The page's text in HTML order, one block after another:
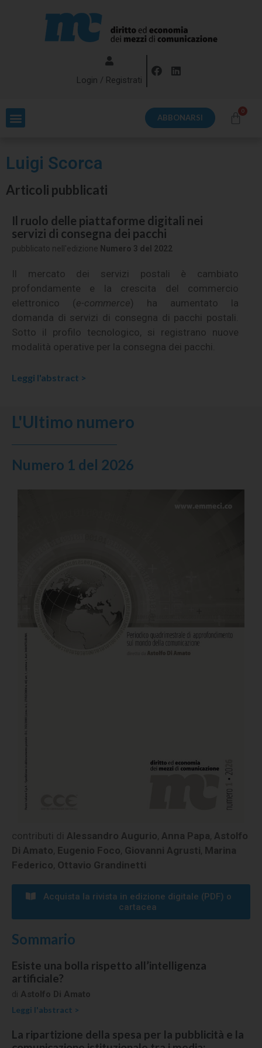
Login / Registrati
ABBONARSI
Luigi Scorca
Articoli pubblicati
Il ruolo delle piattaforme digitali nei
servizi di consegna dei pacchi
pubblicato nell'edizione Numero 3 del 2022
Il mercato dei servizi postali è cambiato
profondamente e la crescita del commercio
elettronico (e-commerce) ha aumentato la
domanda di servizi di consegna di pacchi postali.
Sotto il profilo tecnologico, si registrano nuove
modalità operative per la consegna dei pacchi.
Leggi l'abstract >
L'Ultimo numero
Numero 1 del 2026
contributi di Alessandro Augurio, Anna Papa, Astolfo
Di Amato, Eugenio Foco, Giovanni Agrusti, Marina
Federico, Ottavio Grandinetti
Acquista la rivista in edizione digitale (PDF) o
cartacea​​
Sommario
Esiste una bolla rispetto all’intelligenza
artificiale?
di Astolfo Di Amato
Leggi l'abstract >
La ripartizione della spesa per la pubblicità e la